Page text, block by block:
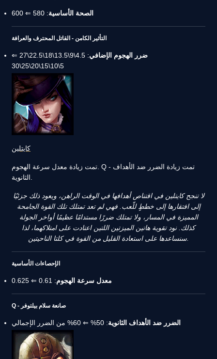
الصحة الأساسية: 580 ⇐ 600
التأثير الكامن - القاتل المحترف والعرافة
ضرر الهجوم الإضافي
: 4.5\9\13.5\18\22.5\27 ⇐
5\10\15\20\25\30
كايتلين
تمت زيادة معدل سرعة الهجوم. Q - تمت زيادة الضرر ضد الأهداف
لا تنجح كايتلين في اقتناص أهدافها في الوقت الراهن، ويعود ذلك جزئيًا
إلى افتقارها إلى خططٍ للّعب. فهي لم تعد تمتلك تلك القوة الجامحة
المميزة في المسار، ولا تمتلك ضررًا مستدامًا عظيمًا أواخر الجولة
كذلك. نود تقوية هاتين الميزتين اللتين اعتادت على امتلاكهما، لذا
الإحصاءات الأساسية
معدل سرعة الهجوم: 0.61 ⇐ 0.625
Q - صانعة سلام بيلتوفر
الضرر ضد الأهداف الثانوية: 50% ⇐ 60% من الضرر الإجمالي